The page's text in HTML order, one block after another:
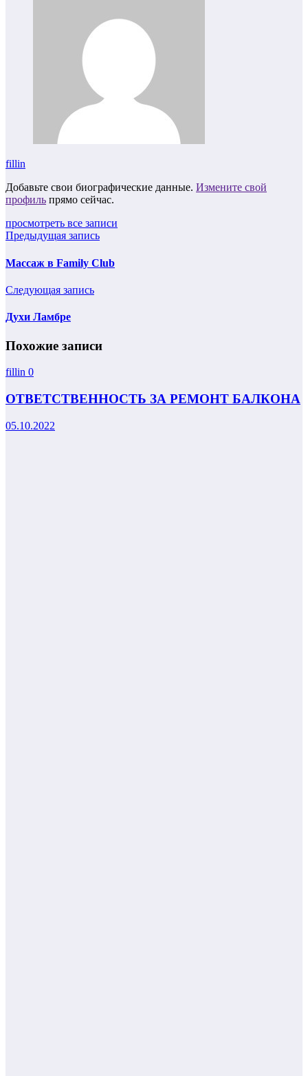
fillin
Добавьте свои биографические данные. Измените свой
профиль прямо сейчас.
просмотреть все записи
Предыдущая запись
Массаж в Family Club
Следующая запись
Духи Ламбре
Похожие записи
fillin 0
ОТВЕТСТВЕННОСТЬ ЗА РЕМОНТ БАЛКОНА
05.10.2022